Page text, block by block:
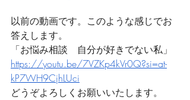
以前の動画です。このような感じでお
答えします。
「お悩み相談　自分が好きでない私」
https://youtu.be/7VZKp4kVr0Q?si=at-
kP7WH9CjhLUci
どうぞよろしくお願いいたします。